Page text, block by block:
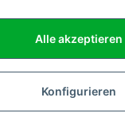
Alle akzeptieren
Konfigurieren